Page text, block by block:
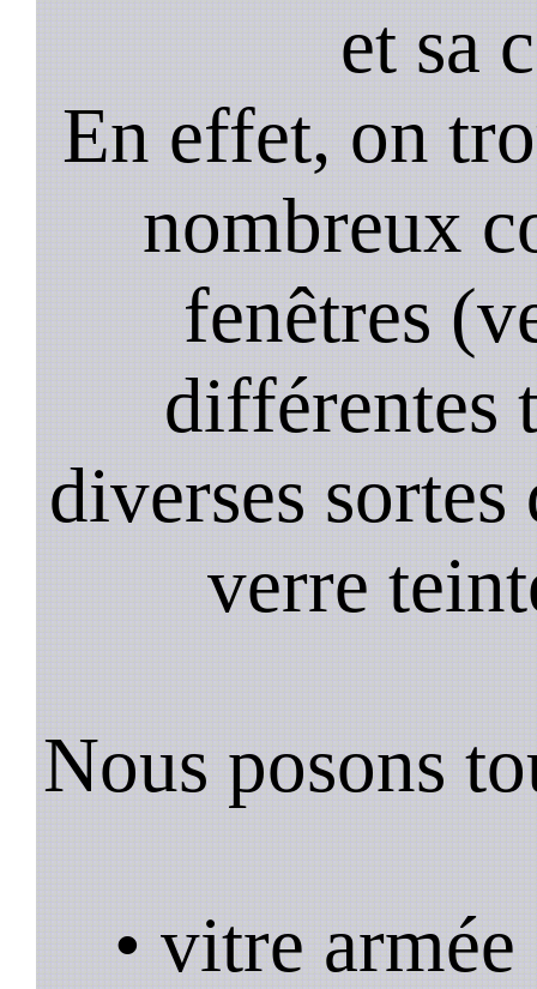
et sa
En effet, on
nombreux
fenêtres
différentes
diverses
verre
Nous posons
• vitre